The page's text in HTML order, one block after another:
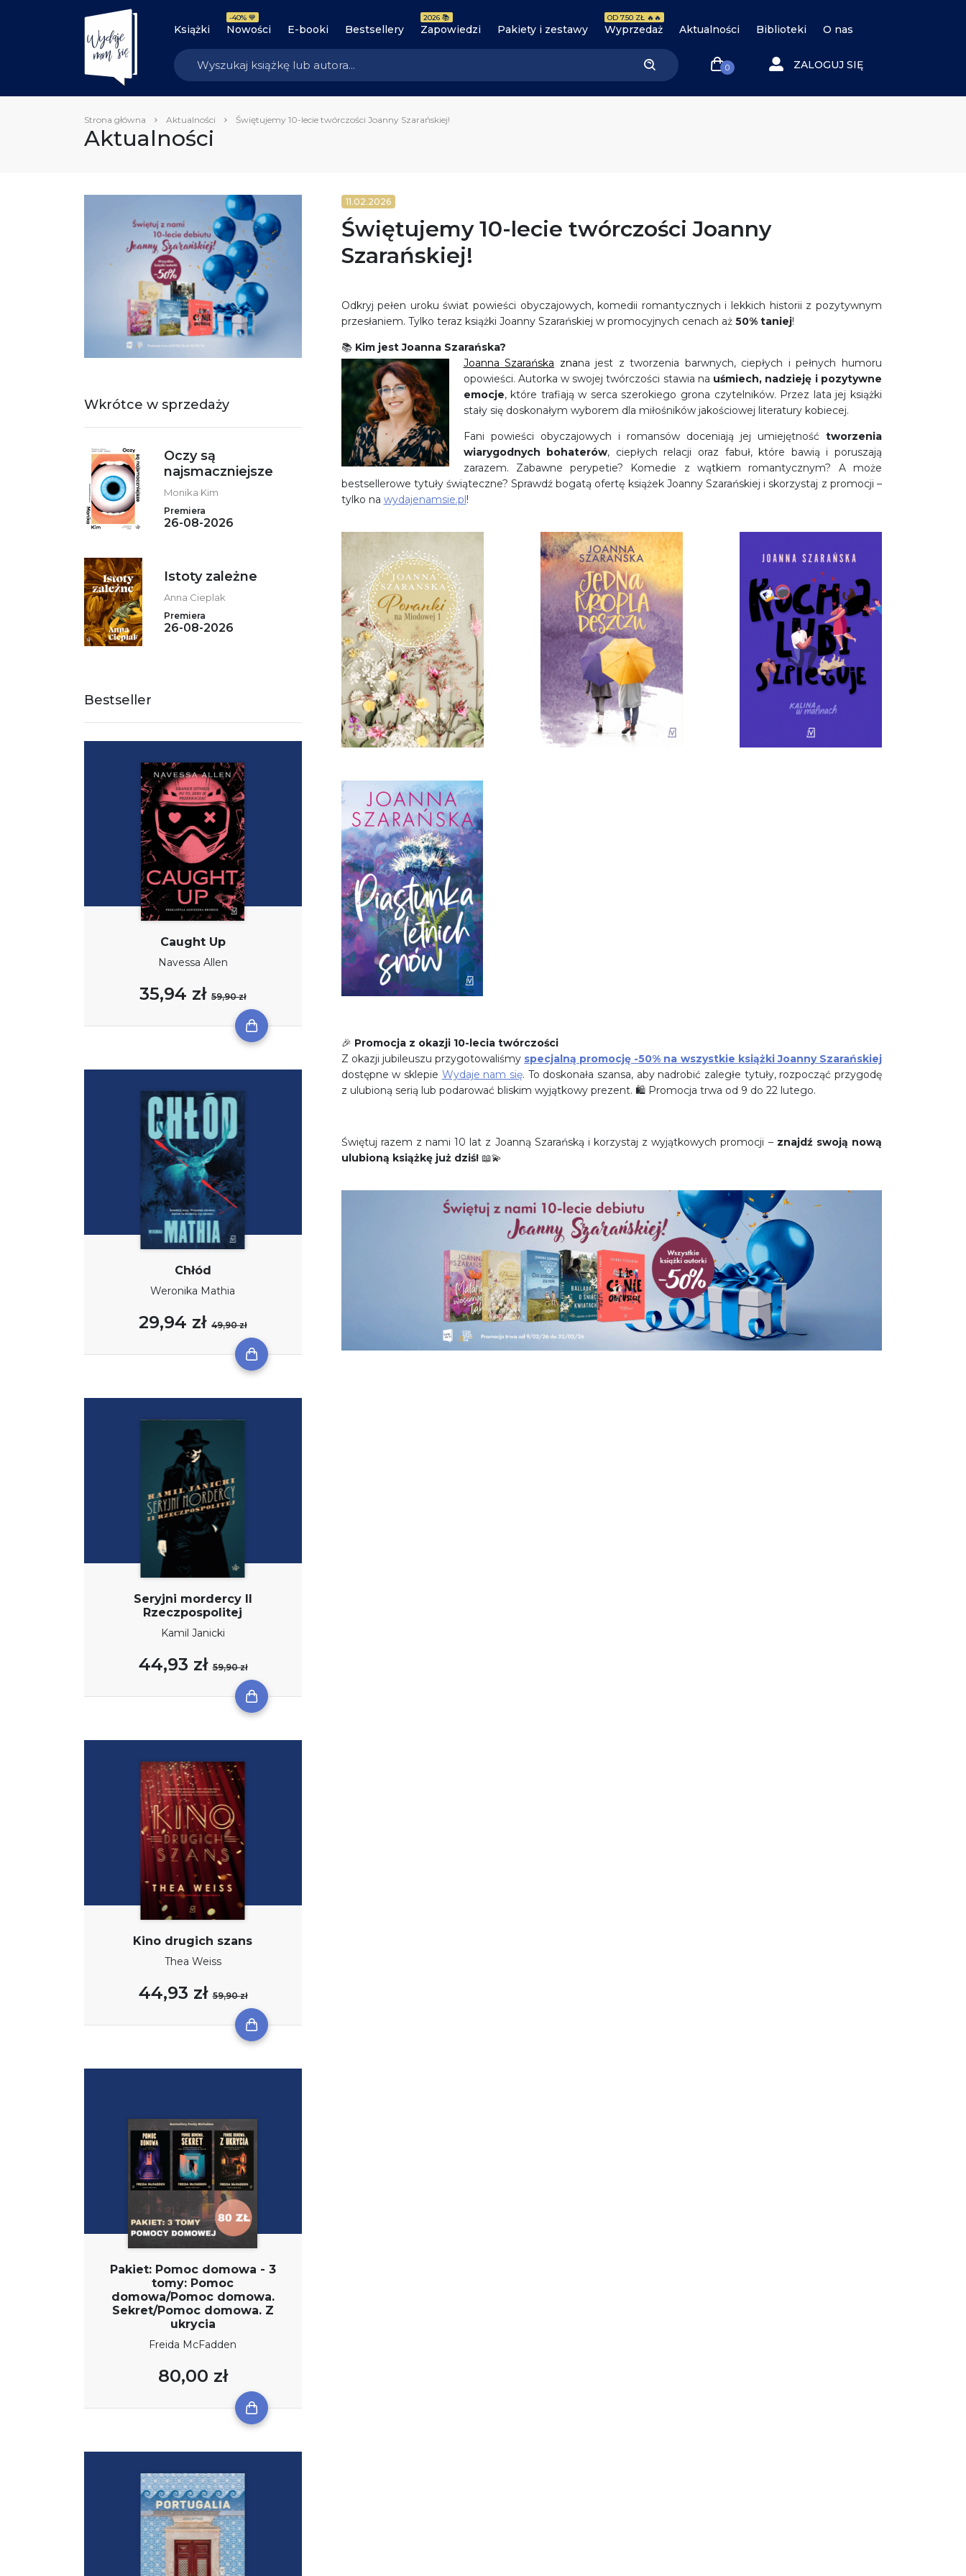
Książki Nowości
-40% 💙
E-booki Bestsellery Zapowiedzi
2026 📚
Pakiety i zestawy Wyprzedaż
OD 7.50 ZŁ 🔥🔥
Aktualności Biblioteki O nas
0 ZALOGUJ SIĘ
Strona główna Aktualności Świętujemy 10-lecie twórczości Joanny Szarańskiej!
Aktualności
Wkrótce w sprzedaży
Oczy są
najsmaczniejsze
Monika Kim
Premiera
26-08-2026
Istoty zależne
Anna Cieplak
Premiera
26-08-2026
Bestseller
Caught Up
Navessa Allen
35,94 zł59,90 zł
Chłód
Weronika Mathia
29,94 zł49,90 zł
Seryjni mordercy II
Rzeczpospolitej
Kamil Janicki
44,93 zł59,90 zł
Kino drugich szans
Thea Weiss
44,93 zł59,90 zł
Pakiet: Pomoc domowa - 3
tomy: Pomoc
domowa/Pomoc domowa.
Sekret/Pomoc domowa. Z
ukrycia
Freida McFadden
80,00 zł
11.02.2026
Świętujemy 10-lecie twórczości Joanny
Szarańskiej!
Odkryj pełen uroku świat powieści obyczajowych, komedii romantycznych i lekkich historii z pozytywnym
przesłaniem. Tylko teraz książki Joanny Szarańskiej w promocyjnych cenach aż50% taniej!
📚 Kim jest Joanna Szarańska?
Joanna Szarańska znana jest z tworzenia barwnych, ciepłych i pełnych humoru
opowieści. Autorka w swojej twórczości stawia na uśmiech, nadzieję i pozytywne
emocje, które trafiają w serca szerokiego grona czytelników. Przez lata jej książki
stały się doskonałym wyborem dla miłośników jakościowej literatury kobiecej.
Fani powieści obyczajowych i romansów doceniają jej umiejętność tworzenia
wiarygodnych bohaterów, ciepłych relacji oraz fabuł, które bawią i poruszają
zarazem. Zabawne perypetie? Komedie z wątkiem romantycznym? A może
bestsellerowe tytuły świąteczne? Sprawdź bogatą ofertę książek Joanny Szarańskiej i skorzystaj z promocji –
tylko na wydajenamsie.pl!
🎉 Promocja z okazji 10-lecia twórczości
Z okazji jubileuszu przygotowaliśmy specjalną promocję -50% na wszystkie książki Joanny Szarańskiej
dostępne w sklepie Wydaje nam się. To doskonała szansa, aby nadrobić zaległe tytuły, rozpocząć przygodę
z ulubioną serią lub podarować bliskim wyjątkowy prezent. 🛍️ Promocja trwa od 9 do 22 lutego.
Świętuj razem z nami 10 lat z Joanną Szarańską i korzystaj z wyjątkowych promocji – znajdź swoją nową
ulubioną książkę już dziś!📖💫